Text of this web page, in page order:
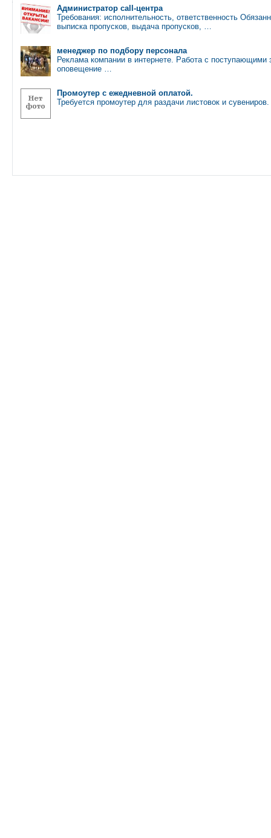
Администратор call-центра
Требования: исполнительность, ответственность
выписка пропусков, выдача пропусков, …
менеджер по подбору персонала
Реклама компании в интернете. Работа с
оповещение …
Промоутер с ежедневной оплатой.
Требуется промоутер для раздачи листовок и